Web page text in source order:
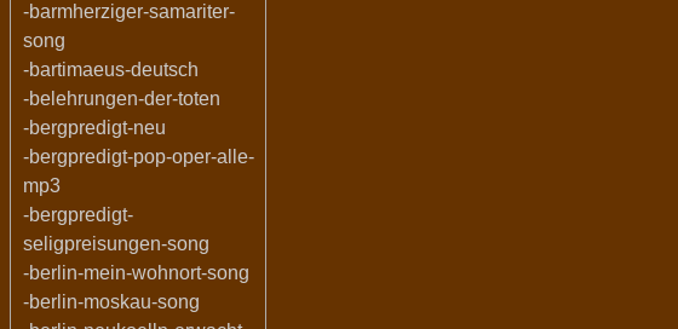
-barmherziger-samariter-
song
-bartimaeus-deutsch
-belehrungen-der-toten
-bergpredigt-neu
-bergpredigt-pop-oper-alle-
mp3
-bergpredigt-
seligpreisungen-song
-berlin-mein-wohnort-song
-berlin-moskau-song